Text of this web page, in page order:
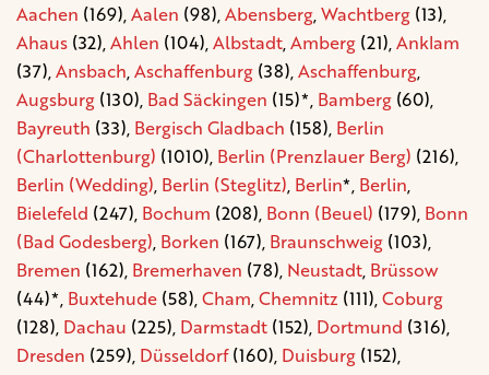
Aachen (169),Aalen (98),Abensberg,Wachtberg (13),
Ahaus (32),Ahlen (104),Albstadt,Amberg (21),Anklam
(37),Ansbach,Aschaffenburg (38),Aschaffenburg,
Augsburg (130), Bad Säckingen (15)*, Bamberg (60),
Bayreuth (33), Bergisch Gladbach (158), Berlin
(Charlottenburg) (1010), Berlin (Prenzlauer Berg) (216),
Berlin (Wedding), Berlin (Steglitz), Berlin*, Berlin,
Bielefeld (247), Bochum (208), Bonn (Beuel) (179), Bonn
(Bad Godesberg), Borken (167), Braunschweig (103),
Bremen (162), Bremerhaven (78), Neustadt, Brüssow
(44)*, Buxtehude (58),Cham,Chemnitz (111),Coburg
(128), Dachau (225), Darmstadt (152), Dortmund (316),
Dresden (259), Düsseldorf(160), Duisburg (152),